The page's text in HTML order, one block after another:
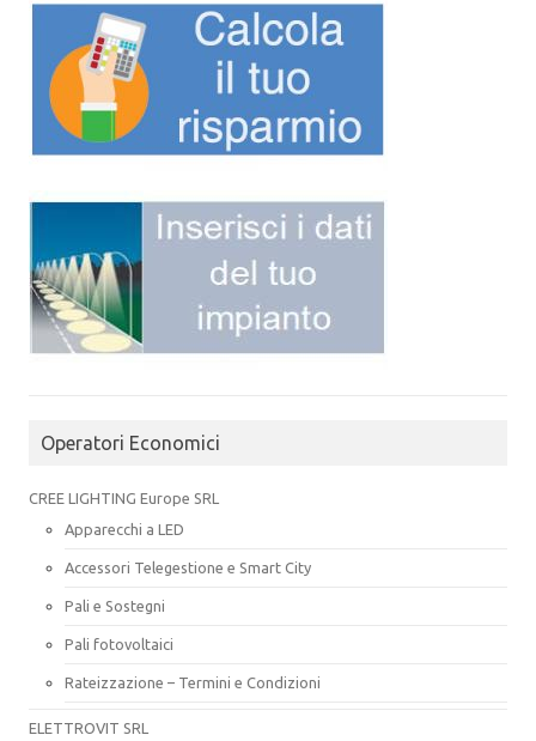
Operatori Economici
CREE LIGHTING Europe SRL
Apparecchi a LED
Accessori Telegestione e Smart City
Pali e Sostegni
Pali fotovoltaici
Rateizzazione – Termini e Condizioni
ELETTROVIT SRL